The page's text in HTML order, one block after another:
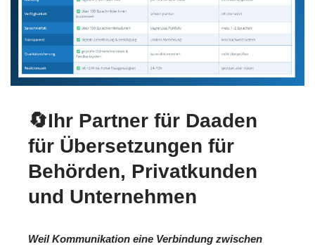
🔄Ihr Partner für Daaden
für Übersetzungen für
Behörden, Privatkunden
und Unternehmen
Weil Kommunikation eine Verbindung zwischen